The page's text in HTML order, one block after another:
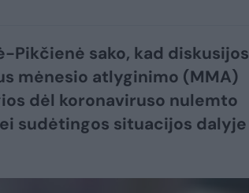
Pikčienė sako, kad diskusijos
mėnesio atlyginimo (MMA)
dėl koronaviruso nulemto
sudėtingos situacijos dalyje